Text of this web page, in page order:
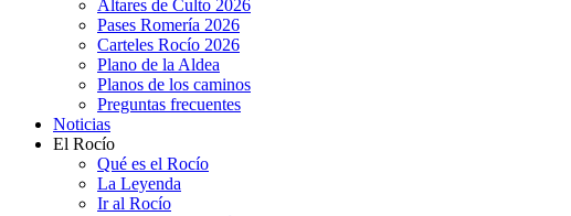
Altares de Culto 2026
Pases Romería 2026
Carteles Rocío 2026
Plano de la Aldea
Planos de los caminos
Preguntas frecuentes
Noticias
El Rocío
Qué es el Rocío
La Leyenda
Ir al Rocío